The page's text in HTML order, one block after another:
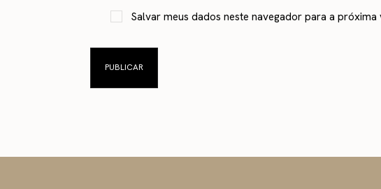
Salvar meus dados neste navegador para a próxima